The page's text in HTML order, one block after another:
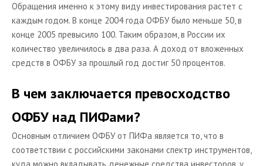
Обращения именно к этому виду инвестирования растет с
каждым годом. В конце 2004 года ОФБУ было меньше 50, в
конце 2005 превысило 100. Таким образом, в России их
количество увеличилось в два раза. А доход от вложенных
средств в ОФБУ за прошлый год достиг 50 процентов.
В чем заключается превосходство
ОФБУ над ПИФами?
Основным отличием ОФБУ от ПИФа является то, что в
соответствии с российскими законами спектр инструментов,